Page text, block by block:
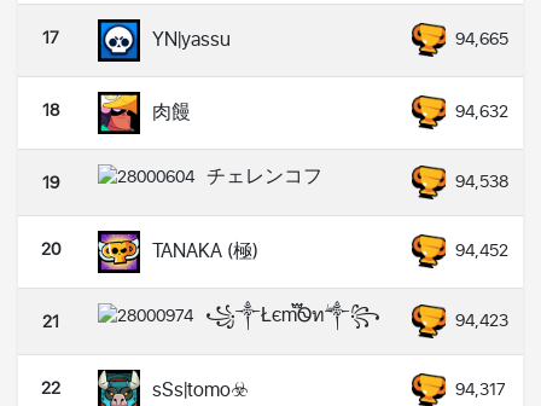
17 YN|yassu 94,665
18 肉饅 94,632
19 チェレンコフ 94,538
20 TANAKA (極) 94,452
21 ꧁༒Łє︎m፝֟Ꮻทۖ༒꧂ 94,423
22 sSs|tomo☣️ 94,317